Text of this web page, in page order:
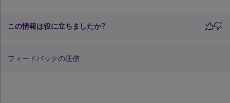
この情報は役に立ちましたか?
フィードバックの送信